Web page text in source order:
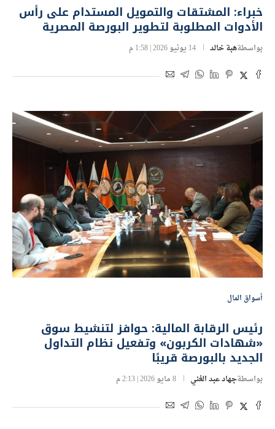
خبراء: المشتقات والتمويل المستدام على رأس
الأدوات المطلوبة لتطوير البورصة المصرية
بواسطةهبة خالد 14 يونيو 2026 | 1:58 م
أسواق المال
رئيس الرقابة المالية: حوافز لتنشيط سوق
«شهادات الكربون» وتفعيل نظام التداول
الجديد بالبورصة قريبًا
بواسطةجهاد عبد الغني 8 مايو 2026 | 2:13 م